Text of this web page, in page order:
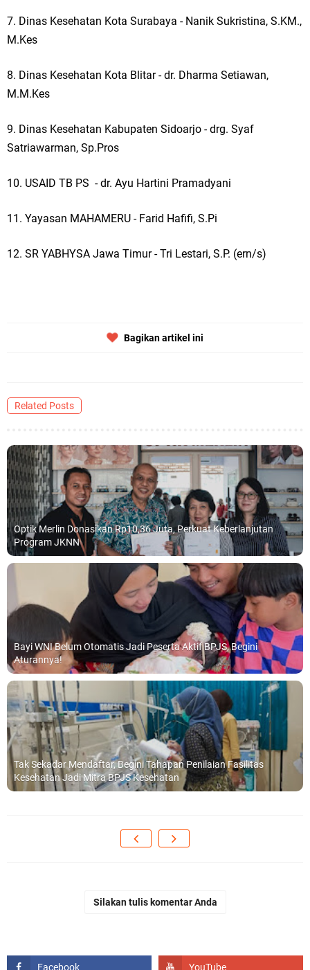
7. Dinas Kesehatan Kota Surabaya - Nanik Sukristina, S.KM.,
M.Kes
8. Dinas Kesehatan Kota Blitar - dr. Dharma Setiawan,
M.M.Kes
9. Dinas Kesehatan Kabupaten Sidoarjo - drg. Syaf
Satriawarman, Sp.Pros
10. USAID TB PS - dr. Ayu Hartini Pramadyani
11. Yayasan MAHAMERU - Farid Hafifi, S.Pi
12. SR YABHYSA Jawa Timur - Tri Lestari, S.P. (ern/s)
Bagikan artikel ini
Related Posts
Optik Merlin Donasikan Rp10,36 Juta, Perkuat Keberlanjutan
Program JKNN
Bayi WNI Belum Otomatis Jadi Peserta Aktif BPJS, Begini
Aturannya!
Tak Sekadar Mendaftar, Begini Tahapan Penilaian Fasilitas
Kesehatan Jadi Mitra BPJS Kesehatan
Silakan tulis komentar Anda